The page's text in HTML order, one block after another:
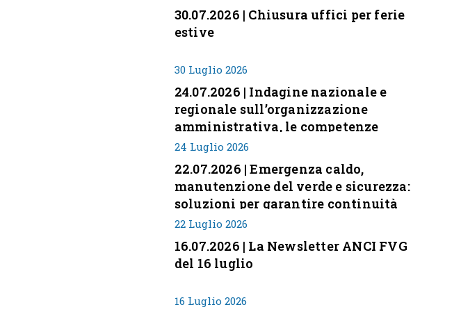
30.07.2026 | Chiusura uffici per ferie
estive
30 Luglio 2026
24.07.2026 | Indagine nazionale e
regionale sull’organizzazione
amministrativa, le competenze
professionali e i modelli di gestione
nei piccoli Comuni italiani
24 Luglio 2026
22.07.2026 | Emergenza caldo,
manutenzione del verde e sicurezza:
soluzioni per garantire continuità
servizi
22 Luglio 2026
16.07.2026 | La Newsletter ANCI FVG
del 16 luglio
16 Luglio 2026